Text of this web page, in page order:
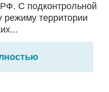
С подконтрольной
режиму территории